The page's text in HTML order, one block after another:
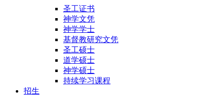
圣工证书
神学文凭
神学学士
基督教研究文凭
圣工硕士
道学硕士
神学硕士
持续学习课程
招生